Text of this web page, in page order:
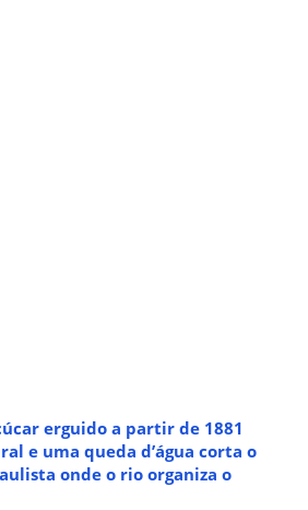
erguido a partir de 1881
e uma queda d’água corta o
onde o rio organiza o